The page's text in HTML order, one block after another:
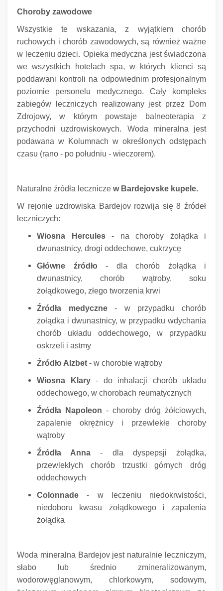
Choroby zawodowe
Wszystkie te wskazania, z wyjątkiem chorób
ruchowych i chorób zawodowych, są również ważne
w leczeniu dzieci. Opieka medyczna jest świadczona
we wszystkich hotelach spa, w których klienci są
poddawani kontroli na odpowiednim profesjonalnym
poziomie personelu medycznego.
Cały kompleks
zabiegów leczniczych realizowany jest przez Dom
Zdrojowy, w którym powstaje balneoterapia z
przychodni uzdrowiskowych.
Woda mineralna jest
podawana w Kolumnach w określonych odstępach
czasu (rano - po południu - wieczorem).
Naturalne źródła lecznicze w Bardejovske kupele.
W rejonie uzdrowiska Bardejov rozwija się 8 źródeł
leczniczych:
Wiosna Hercules- na choroby żołądka i
dwunastnicy, drogi oddechowe, cukrzycę
Główne źródło- dla chorób żołądka i
dwunastnicy, chorób wątroby, soku
żołądkowego, złego tworzenia krwi
Źródła medyczne- w przypadku chorób
żołądka i dwunastnicy, w przypadku wdychania
chorób układu oddechowego, w przypadku
oskrzeli i astmy
Źródło Alzbet - w chorobie wątroby
Wiosna Klary- do inhalacji chorób układu
oddechowego, w chorobach reumatycznych
Źródła Napoleon - choroby dróg żółciowych,
zapalenie okrężnicy i przewlekłe choroby
wątroby
Źródła Anna - dla dyspepsji żołądka,
przewlekłych chorób trzustki górnych dróg
oddechowych
Colonnade - w leczeniu niedokrwistości,
niedoboru kwasu żołądkowego i zapalenia
żołądka
Woda mineralna Bardejov jest naturalnie leczniczym,
słabo lub średnio zmineralizowanym,
wodorowęglanowym, chlorkowym, sodowym,